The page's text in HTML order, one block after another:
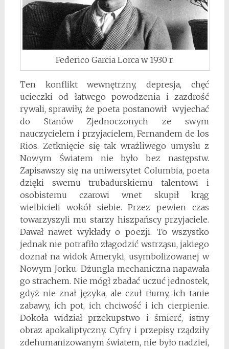
Federico Garcia Lorca w 1930 r.
Ten konflikt wewnętrzny, depresja, chęć
ucieczki od łatwego powodzenia i zazdrość
rywali, sprawiły, że poeta postanowił wyjechać
do Stanów Zjednoczonych ze swym
nauczycielem i przyjacielem, Fernandem de los
Rios. Zetknięcie się tak wrażliwego umysłu z
Nowym Światem nie było bez następstw.
Zapisawszy się na uniwersytet Columbia, poeta
dzięki swemu trubadurskiemu talentowi i
osobistemu czarowi wnet skupił krąg
wielbicieli wokół siebie. Przez pewien czas
towarzyszyli mu starzy hiszpańscy przyjaciele.
Dawał nawet wykłady o poezji. To wszystko
jednak nie potrafiło złagodzić wstrząsu, jakiego
doznał na widok Ameryki, usymbolizowanej w
Nowym Jorku. Dżungla mechaniczna napawała
go strachem. Nie mógł zbadać uczuć jednostek,
gdyż nie znał języka, ale czuł tłumy, ich tanie
zabawy, ich pot, ich chciwość i ich cierpienie.
Dokoła widział przekupstwo i śmierć, istny
obraz apokaliptyczny. Cyfry i przepisy rządziły
zdehumanizowanym światem, nie było nadziei,